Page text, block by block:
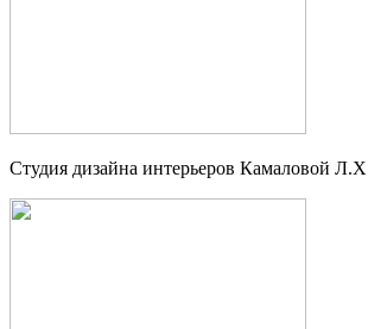
Студия дизайна интерьеров Камаловой Л.Х